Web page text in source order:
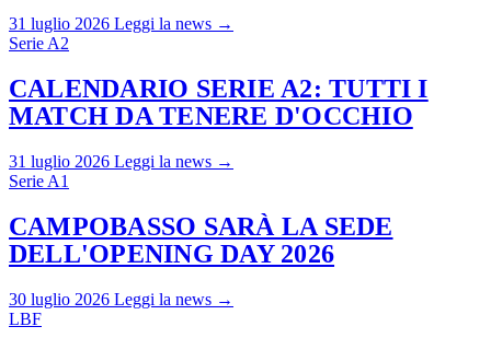
31 luglio 2026 Leggi la news →
Serie A2
CALENDARIO SERIE A2: TUTTI I
MATCH DA TENERE D'OCCHIO
31 luglio 2026 Leggi la news →
Serie A1
CAMPOBASSO SARÀ LA SEDE
DELL'OPENING DAY 2026
30 luglio 2026 Leggi la news →
LBF